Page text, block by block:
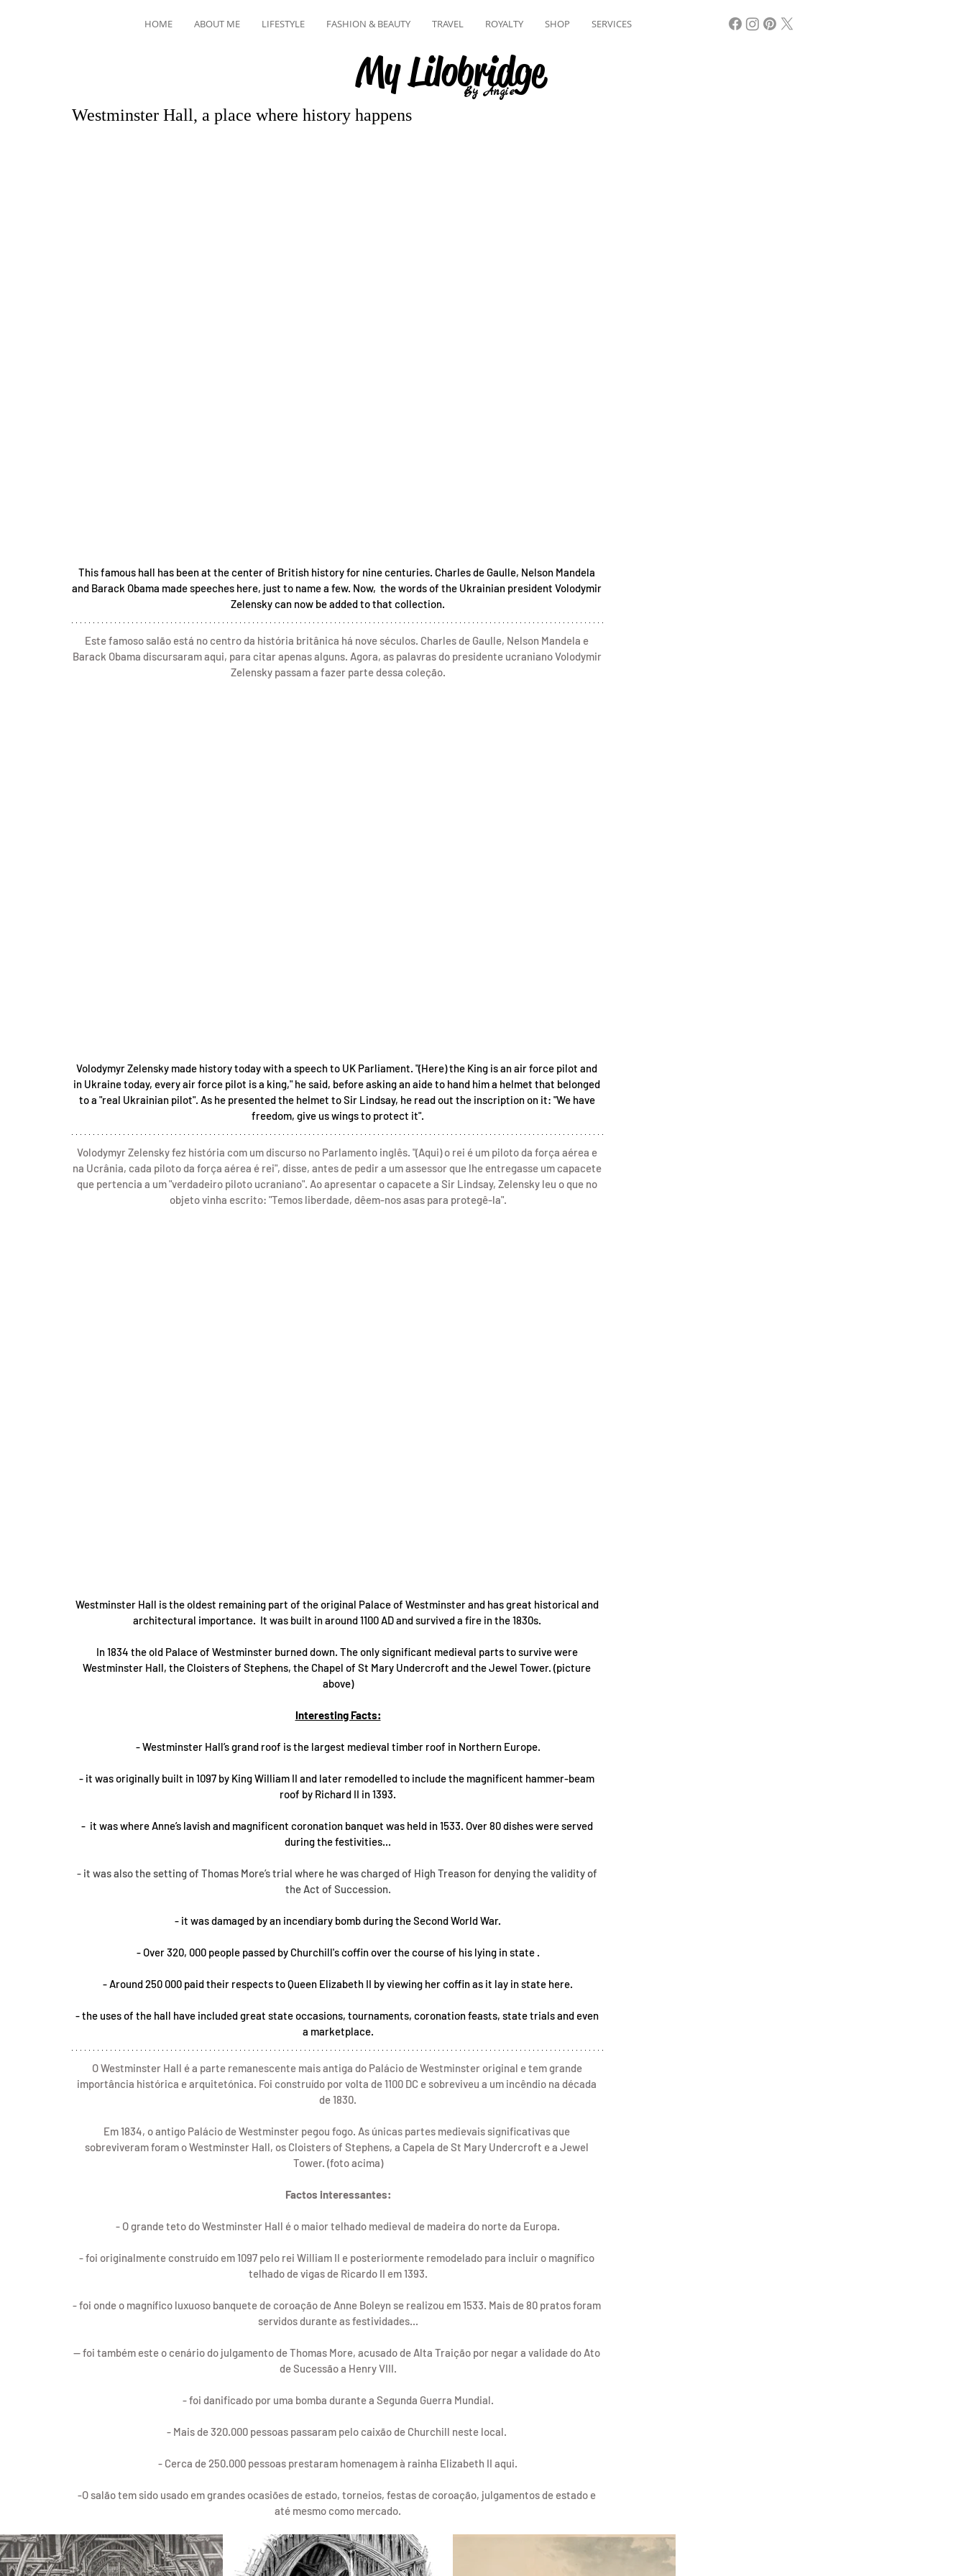
HOME ABOUT ME LIFESTYLE FASHION & BEAUTY TRAVEL ROYALTY SHOP SERVICES
Westminster Hall, a place where history happens
This famous hall has been at the center of British history for nine centuries. Charles de Gaulle, Nelson Mandela
and Barack Obama made speeches here, just to name a few. Now,  the words of the Ukrainian president Volodymir
Zelensky can now be added to that collection.
Este famoso salão está no centro da história britânica há nove séculos. Charles de Gaulle, Nelson Mandela e
Barack Obama discursaram aqui, para citar apenas alguns. Agora, as palavras do presidente ucraniano Volodymir
Zelensky passam a fazer parte dessa coleção.
Volodymyr Zelensky made history today with a speech to UK Parliament. "(Here) the King is an air force pilot and
in Ukraine today, every air force pilot is a king," he said, before asking an aide to hand him a helmet that belonged
to a "real Ukrainian pilot". As he presented the helmet to Sir Lindsay, he read out the inscription on it: "We have
freedom, give us wings to protect it".
Volodymyr Zelensky fez história com um discurso no Parlamento inglês. "(Aqui) o rei é um piloto da força aérea e
na Ucrânia, cada piloto da força aérea é rei", disse, antes de pedir a um assessor que lhe entregasse um capacete
que pertencia a um "verdadeiro piloto ucraniano". Ao apresentar o capacete a Sir Lindsay, Zelensky leu o que no
objeto vinha escrito: "Temos liberdade, dêem-nos asas para protegê-la".
Westminster Hall is the oldest remaining part of the original Palace of Westminster and has great historical and
architectural importance.  It was built in around 1100 AD and survived a fire in the 1830s.
In 1834 the old Palace of Westminster burned down. The only significant medieval parts to survive were
Westminster Hall, the Cloisters of Stephens, the Chapel of St Mary Undercroft and the Jewel Tower. (picture
above)
Interesting Facts:
- Westminster Hall’s grand roof is the largest medieval timber roof in Northern Europe.
- it was originally built in 1097 by King William II and later remodelled to include the magnificent hammer-beam
roof by Richard II in 1393.
-  it was where Anne’s lavish and magnificent coronation banquet was held in 1533. Over 80 dishes were served
during the festivities...
- it was also the setting of Thomas More’s trial where he was charged of High Treason for denying the validity of
the Act of Succession.
- it was damaged by an incendiary bomb during the Second World War.
- Over 320, 000 people passed by Churchill's coffin over the course of his lying in state .
- Around 250 000 paid their respects to Queen Elizabeth II by viewing her coffin as it lay in state here.
- the uses of the hall have included great state occasions, tournaments, coronation feasts, state trials and even
a marketplace.
O Westminster Hall é a parte remanescente mais antiga do Palácio de Westminster original e tem grande
importância histórica e arquitetónica. Foi construído por volta de 1100 DC e sobreviveu a um incêndio na década
de 1830.
Em 1834, o antigo Palácio de Westminster pegou fogo. As únicas partes medievais significativas que
sobreviveram foram o Westminster Hall, os Cloisters of Stephens, a Capela de St Mary Undercroft e a Jewel
Tower. (foto acima)
Factos interessantes:
- O grande teto do Westminster Hall é o maior telhado medieval de madeira do norte da Europa.
- foi originalmente construído em 1097 pelo rei William II e posteriormente remodelado para incluir o magnífico
telhado de vigas de Ricardo II em 1393.
- foi onde o magnífico luxuoso banquete de coroação de Anne Boleyn se realizou em 1533. Mais de 80 pratos foram
servidos durante as festividades...
-- foi também este o cenário do julgamento de Thomas More, acusado de Alta Traição por negar a validade do Ato
de Sucessão a Henry VIII.
- foi danificado por uma bomba durante a Segunda Guerra Mundial.
- Mais de 320.000 pessoas passaram pelo caixão de Churchill neste local.
- Cerca de 250.000 pessoas prestaram homenagem à rainha Elizabeth II aqui.
-O salão tem sido usado em grandes ocasiões de estado, torneios, festas de coroação, julgamentos de estado e
até mesmo como mercado.
By Angie
My Lilobridge